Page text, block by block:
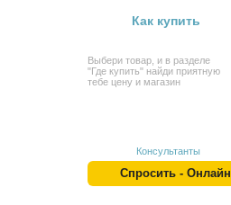
Как купить
Выбери товар, и в разделе
"Где купить" найди приятную
тебе цену и магазин
Консультанты
Спросить - Онлайн